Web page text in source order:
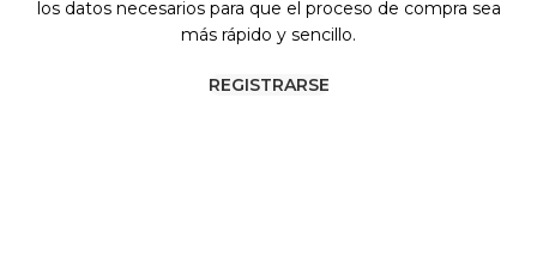
los datos necesarios para que el proceso de compra sea
más rápido y sencillo.
REGISTRARSE